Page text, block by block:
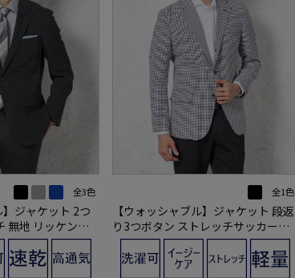
全3色
】ジャケット 2つ
無地 リッケンバ
全1色
【ウォッシャブル】ジャケット 段返
り3つボタン ストレッチサッカー素
材 軽量 マイクロチェック 春夏